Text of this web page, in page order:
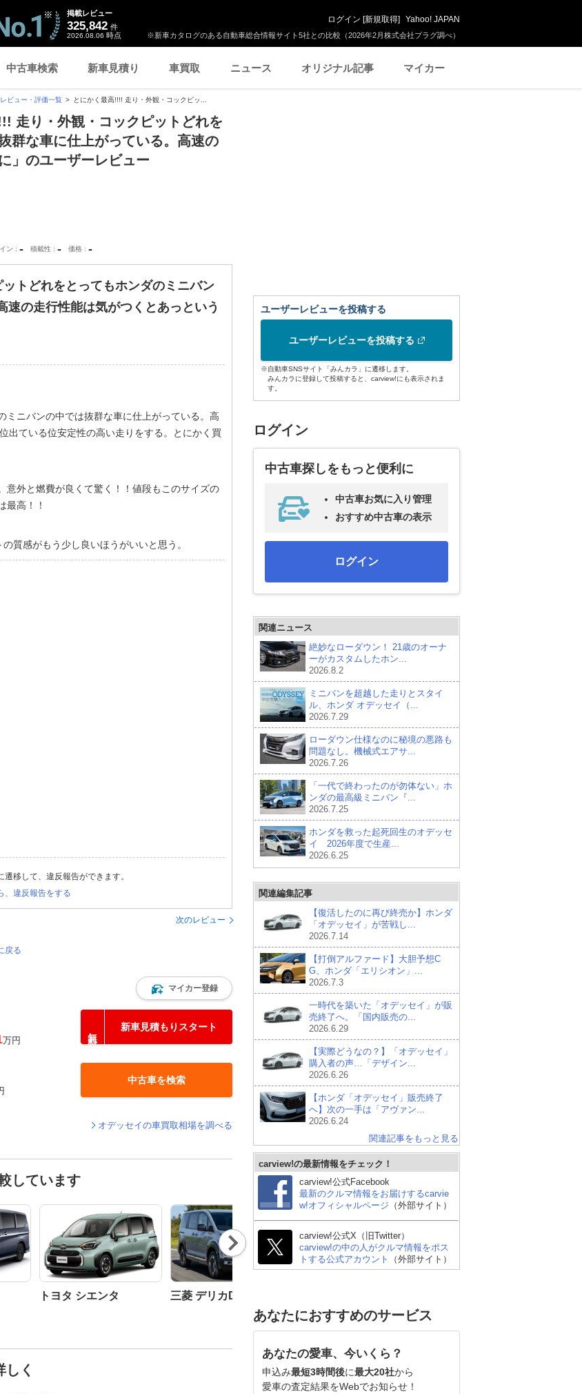
※新車カタログのある自動車総合情報サイト5社との比較（2026年2月株式会社プラグ調べ）
掲載レビュー
325,842 件
2026.08.06 時点
ログイン [新規取得] Yahoo! JAPAN
中古車検索 新車見積り 車買取 ニュース オリジナル記事 マイカー
ビュー・評価一覧 とにかく最高!!!! 走り・外観・コックピッ...
走り・外観・コックピットどれを
群な車に仕上がっている。高速の
」のユーザーレビュー
ン - 積載性 - 価格 -
トどれをとってもホンダのミニバン
の走行性能は気がつくとあっという
ミニバンの中では抜群な車に仕上がっている。高
出ている位安定性の高い走りをする。とにかく買
意外と燃費が良くて驚く！！値段もこのサイズの
最高！！
質感がもう少し良いほうがいいと思う。
移して、違反報告ができます。
、違反報告をする
次のレビュー
戻る
マイカー登録
万円
新車見積もりスタート
中古車を検索
オデッセイの車買取相場を調べる
しています
トヨタ シエンタ 三菱 デリカD:5
Nex
t
く
ユーザーレビューを投稿する
ユーザーレビューを投稿する
※自動車SNSサイト「みんカラ」に遷移します。
みんカラに登録して投稿すると、carview!にも表示されま
す。
ログイン
中古車探しをもっと便利に
中古車お気に入り管理
おすすめ中古車の表示
ログイン
関連ニュース
絶妙なローダウン！ 21歳のオーナ
ーがカスタムしたホン...
2026.8.2
ミニバンを超越した走りとスタイ
ル、ホンダ オデッセイ（...
2026.7.29
ローダウン仕様なのに秘境の悪路も
問題なし。機械式エアサ...
2026.7.26
「一代で終わったのが勿体ない」ホ
ンダの最高級ミニバン『...
2026.7.25
ホンダを救った起死回生のオデッセ
イ 2026年度で生産...
2026.6.25
関連編集記事
【復活したのに再び終売か】ホンダ
「オデッセイ」が苦戦し...
2026.7.14
【打倒アルファード】大胆予想C
G、ホンダ「エリシオン」...
2026.7.3
一時代を築いた「オデッセイ」が販
売終了へ。「国内販売の...
2026.6.29
【実際どうなの？】「オデッセイ」
購入者の声…「デザイン...
2026.6.26
【ホンダ「オデッセイ」販売終了
へ】次の一手は「アヴァン...
2026.6.24
関連記事をもっと見る
carview!の最新情報をチェック！
carview!公式Facebook
最新のクルマ情報をお届けするcarvie
w!オフィシャルページ （外部サイト）
carview!公式X（旧Twitter）
carview!の中の人がクルマ情報をポス
トする公式アカウント
（外部サイト）
あなたにおすすめのサービス
あなたの愛車、今いくら？
申込み最短3時間後に最大20社から
愛車の査定結果をWebでお知らせ！